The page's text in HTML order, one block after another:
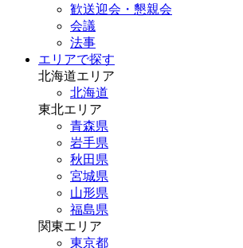
歓送迎会・懇親会
会議
法事
エリアで探す
北海道エリア
北海道
東北エリア
青森県
岩手県
秋田県
宮城県
山形県
福島県
関東エリア
東京都